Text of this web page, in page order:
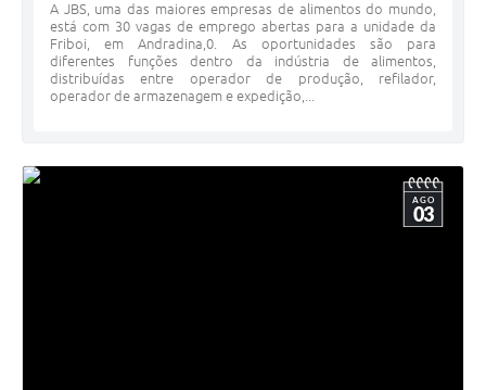
A JBS, uma das maiores empresas de alimentos do mundo,
está com 30 vagas de emprego abertas para a unidade da
Friboi, em Andradina,0. As oportunidades são para
diferentes funções dentro da indústria de alimentos,
distribuídas entre operador de produção, refilador,
operador de armazenagem e expedição,...
AGO
03